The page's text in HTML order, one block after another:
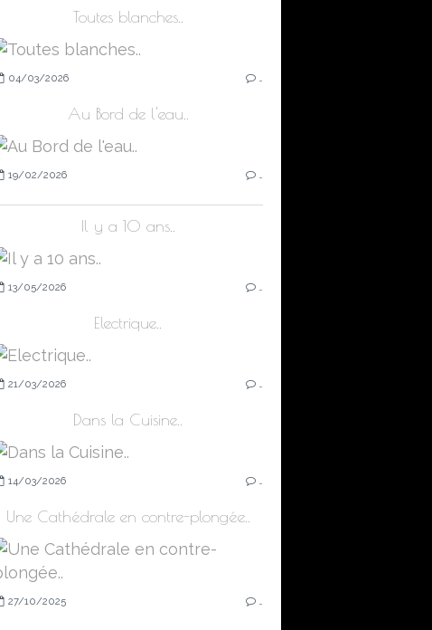
Toutes blanches..
04/03/2026
Au Bord de l'eau..
19/02/2026
Il y a 10 ans..
13/05/2026
Electrique..
21/03/2026
Dans la Cuisine..
14/03/2026
Une Cathédrale en contre-plongée..
27/10/2025